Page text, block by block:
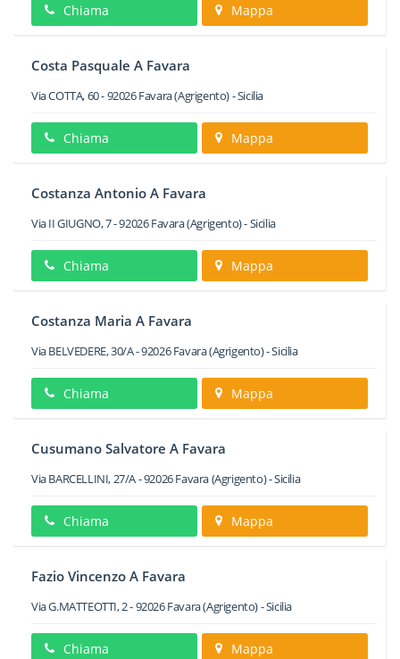
Chiama Mappa
Costa Pasquale A Favara
Via COTTA, 60-92026Favara(Agrigento) -Sicilia
Chiama Mappa
Costanza Antonio A Favara
Via II GIUGNO, 7-92026Favara(Agrigento) -Sicilia
Chiama Mappa
Costanza Maria A Favara
Via BELVEDERE, 30/A-92026 Favara(Agrigento) -Sicilia
Chiama Mappa
Cusumano Salvatore A Favara
Via BARCELLINI, 27/A-92026Favara(Agrigento) -Sicilia
Chiama Mappa
Fazio Vincenzo A Favara
Via G.MATTEOTTI, 2-92026Favara(Agrigento) -Sicilia
Chiama Mappa